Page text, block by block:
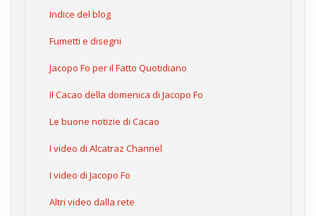
Indice del blog
Fumetti e disegni
Jacopo Fo per il Fatto Quotidiano
Il Cacao della domenica di Jacopo Fo
Le buone notizie di Cacao
I video di Alcatraz Channel
I video di Jacopo Fo
Altri video dalla rete